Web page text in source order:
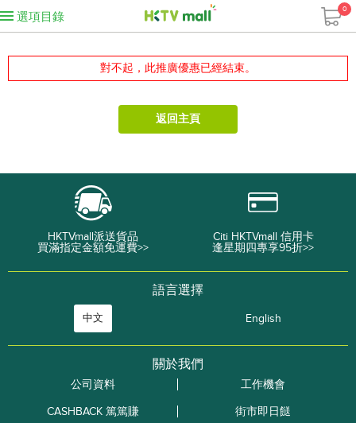
選項目錄
0
對不起，此推廣優惠已經結束。
返回主頁
HKTVmall派送貨品
買滿指定金額免運費>>
Citi HKTVmall 信用卡
逢星期四專享95折>>
語言選擇
中文 English
關於我們
公司資料
工作機會
CASHBACK 篤篤賺
街市即日餸